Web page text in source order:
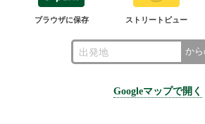
ブラウザに保存 ストリートビュー
か
Googleマップで開く